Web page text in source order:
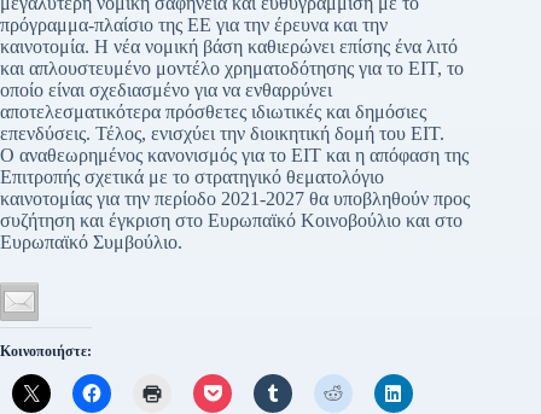
πρόγραμμα-πλαίσιο της ΕΕ για την έρευνα και την
καινοτομία. Η νέα νομική βάση καθιερώνει επίσης ένα λιτό
και απλουστευμένο μοντέλο χρηματοδότησης για το ΕΙΤ, το
οποίο είναι σχεδιασμένο για να ενθαρρύνει
αποτελεσματικότερα πρόσθετες ιδιωτικές και δημόσιες
επενδύσεις. Τέλος, ενισχύει την διοικητική δομή του ΕΙΤ.
Ο αναθεωρημένος κανονισμός για το ΕΙΤ και η απόφαση της
Επιτροπής σχετικά με το στρατηγικό θεματολόγιο
καινοτομίας για την περίοδο 2021-2027 θα υποβληθούν προς
συζήτηση και έγκριση στο Ευρωπαϊκό Κοινοβούλιο και στο
Ευρωπαϊκό Συμβούλιο.
Κοινοποιήστε: